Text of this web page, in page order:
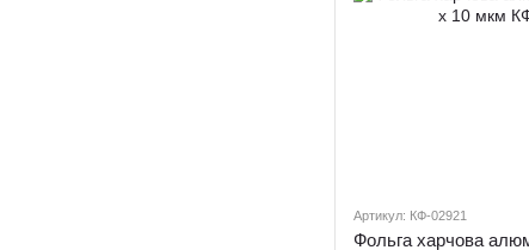
Артикул: КФ-02921